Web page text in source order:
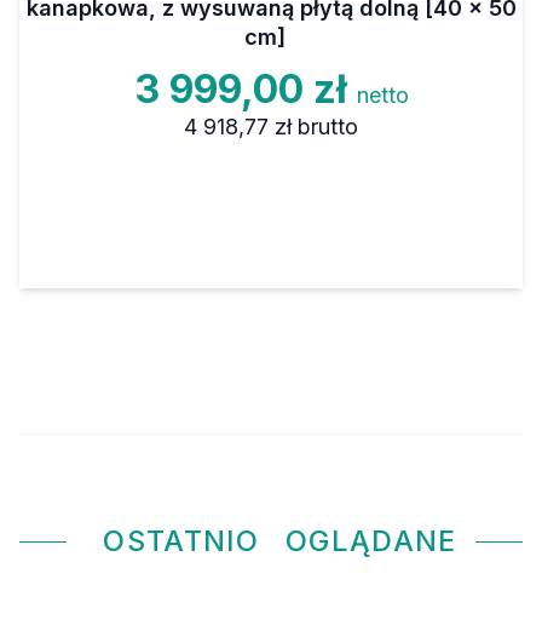
kanapkowa, z wysuwaną płytą dolną [40 x 50
cm]
3 999,00 zł netto
4 918,77 zł brutto
OSTATNIO OGLĄDANE